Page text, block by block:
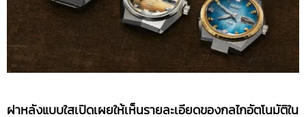
ฝาหลังแบบใสเปิดเผยให้เห็นรายละเอียดของกลไกอัตโนมัติใน